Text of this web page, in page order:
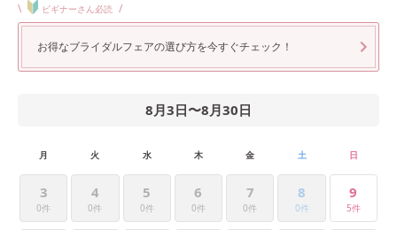
\ ビギナーさん必読 /
お得なブライダルフェアの選び方を今すぐチェック！
8月3日〜8月30日
月 火 水 木 金 土 日
3
0件
4
0件
5
0件
6
0件
7
0件
8
0件
9
5件